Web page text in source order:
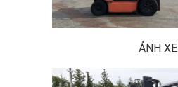
ẢNH XE